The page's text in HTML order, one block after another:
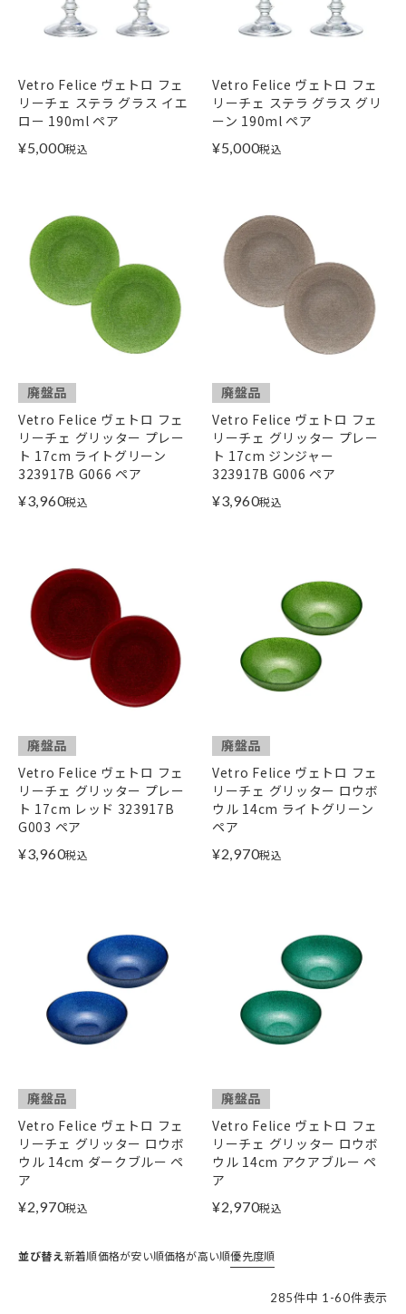
Vetro Felice ヴェトロ フェ
リーチェ ステラ グラス イエ
ロー 190ml ペア
¥5,000税込
Vetro Felice ヴェトロ フェ
リーチェ ステラ グラス グリ
ーン 190ml ペア
¥5,000税込
廃盤品
Vetro Felice ヴェトロ フェ
リーチェ グリッター プレー
ト 17cm ライトグリーン
323917B G066 ペア
¥3,960税込
廃盤品
Vetro Felice ヴェトロ フェ
リーチェ グリッター プレー
ト 17cm ジンジャー
323917B G006 ペア
¥3,960税込
廃盤品
Vetro Felice ヴェトロ フェ
リーチェ グリッター プレー
ト 17cm レッド 323917B
G003 ペア
¥3,960税込
廃盤品
Vetro Felice ヴェトロ フェ
リーチェ グリッター ロウボ
ウル 14cm ライトグリーン
ペア
¥2,970税込
廃盤品
Vetro Felice ヴェトロ フェ
リーチェ グリッター ロウボ
ウル 14cm ダークブルー ペ
ア
¥2,970税込
廃盤品
Vetro Felice ヴェトロ フェ
リーチェ グリッター ロウボ
ウル 14cm アクアブルー ペ
ア
¥2,970税込
並び替え 新着順価格が安い順価格が高い順優先度順
285件中 1 -60件表示